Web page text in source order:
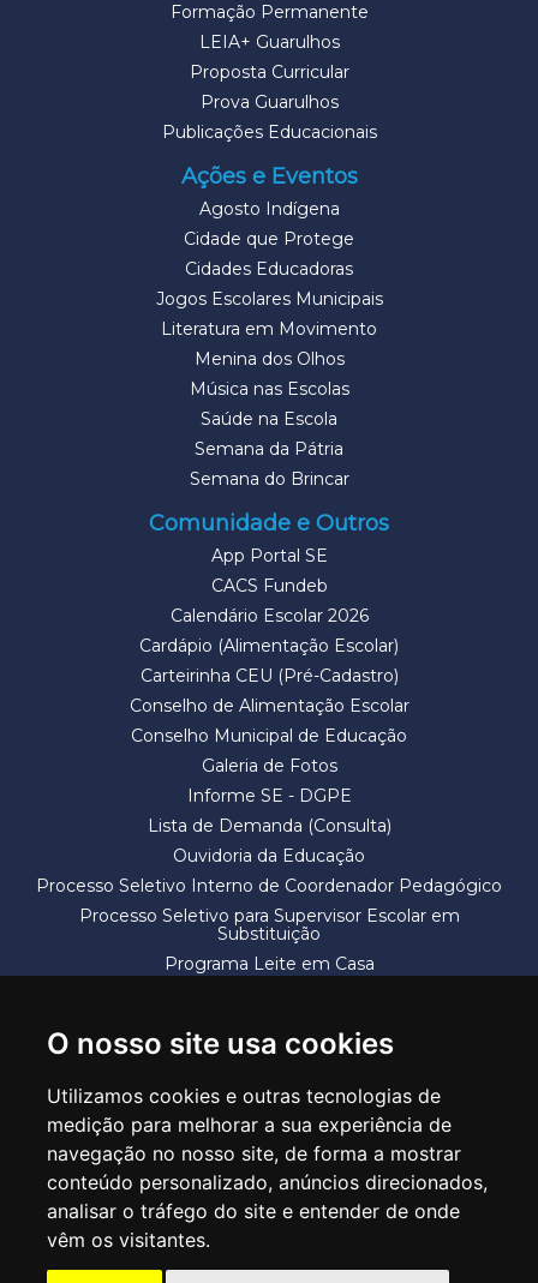
O nosso site usa cookies
Utilizamos cookies e outras tecnologias de
medição para melhorar a sua experiência de
navegação no nosso site, de forma a mostrar
conteúdo personalizado, anúncios direcionados,
analisar o tráfego do site e entender de onde
vêm os visitantes.
Formação Permanente
LEIA+ Guarulhos
Proposta Curricular
Prova Guarulhos
Publicações Educacionais
Ações e Eventos
Agosto Indígena
Cidade que Protege
Cidades Educadoras
Jogos Escolares Municipais
Literatura em Movimento
Menina dos Olhos
Música nas Escolas
Saúde na Escola
Semana da Pátria
Semana do Brincar
Comunidade e Outros
App Portal SE
CACS Fundeb
Calendário Escolar 2026
Cardápio (Alimentação Escolar)
Carteirinha CEU (Pré-Cadastro)
Conselho de Alimentação Escolar
Conselho Municipal de Educação
Galeria de Fotos
Informe SE - DGPE
Lista de Demanda (Consulta)
Ouvidoria da Educação
Processo Seletivo Interno de Coordenador Pedagógico
Processo Seletivo para Supervisor Escolar em
Substituição
Programa Leite em Casa
SECRETARIA DE EDUCAÇÃO
Rua Claudino Barbosa, 313 - Macedo - Guarulhos/SP CEP 07113-040
Central de Atendimento: *55 11 2475-7300